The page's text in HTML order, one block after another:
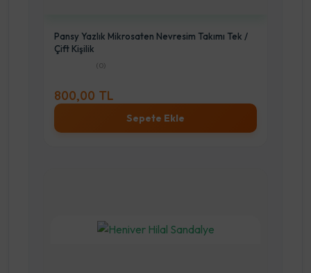
Pansy Yazlık Mikrosaten Nevresim Takımı Tek /
Çift Kişilik
(0)
800,00 TL
Sepete Ekle